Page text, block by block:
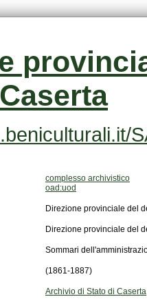
complesso archivistico
oad:uod
Direzione provinciale del
Direzione provinciale del
Sommari
(1861-1887)
Archivio di Stato di Caserta